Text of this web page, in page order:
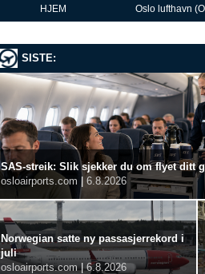
HJEM Oslo lufthavn
SISTE:
SAS-streik: Slik sjekker du om flyet ditt
osloairports.com | 6.8.2026
Norwegian satte ny passasjerrekord i
juli
osloairports.com | 6.8.2026